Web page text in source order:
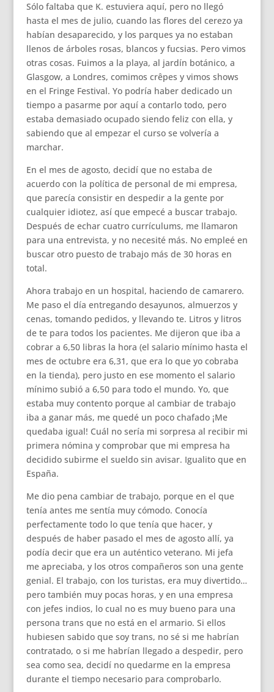
Sólo faltaba que K. estuviera aquí, pero no llegó
hasta el mes de julio, cuando las flores del cerezo ya
habían desaparecido, y los parques ya no estaban
llenos de árboles rosas, blancos y fucsias. Pero vimos
otras cosas. Fuimos a la playa, al jardín botánico, a
Glasgow, a Londres, comimos crêpes y vimos shows
en el Fringe Festival. Yo podría haber dedicado un
tiempo a pasarme por aquí a contarlo todo, pero
estaba demasiado ocupado siendo feliz con ella, y
sabiendo que al empezar el curso se volvería a
marchar.
En el mes de agosto, decidí que no estaba de
acuerdo con la política de personal de mi empresa,
que parecía consistir en despedir a la gente por
cualquier idiotez, así que empecé a buscar trabajo.
Después de echar cuatro currículums, me llamaron
para una entrevista, y no necesité más. No empleé en
buscar otro puesto de trabajo más de 30 horas en
total.
Ahora trabajo en un hospital, haciendo de camarero.
Me paso el día entregando desayunos, almuerzos y
cenas, tomando pedidos, y llevando te. Litros y litros
de te para todos los pacientes. Me dijeron que iba a
cobrar a 6,50 libras la hora (el salario mínimo hasta el
mes de octubre era 6,31, que era lo que yo cobraba
en la tienda), pero justo en ese momento el salario
mínimo subió a 6,50 para todo el mundo. Yo, que
estaba muy contento porque al cambiar de trabajo
iba a ganar más, me quedé un poco chafado ¡Me
quedaba igual! Cuál no sería mi sorpresa al recibir mi
primera nómina y comprobar que mi empresa ha
decidido subirme el sueldo sin avisar. Igualito que en
España.
Me dio pena cambiar de trabajo, porque en el que
tenía antes me sentía muy cómodo. Conocía
perfectamente todo lo que tenía que hacer, y
después de haber pasado el mes de agosto allí, ya
podía decir que era un auténtico veterano. Mi jefa
me apreciaba, y los otros compañeros son una gente
genial. El trabajo, con los turistas, era muy divertido…
pero también muy pocas horas, y en una empresa
con jefes indios, lo cual no es muy bueno para una
persona trans que no está en el armario. Si ellos
hubiesen sabido que soy trans, no sé si me habrían
contratado, o si me habrían llegado a despedir, pero
sea como sea, decidí no quedarme en la empresa
durante el tiempo necesario para comprobarlo.